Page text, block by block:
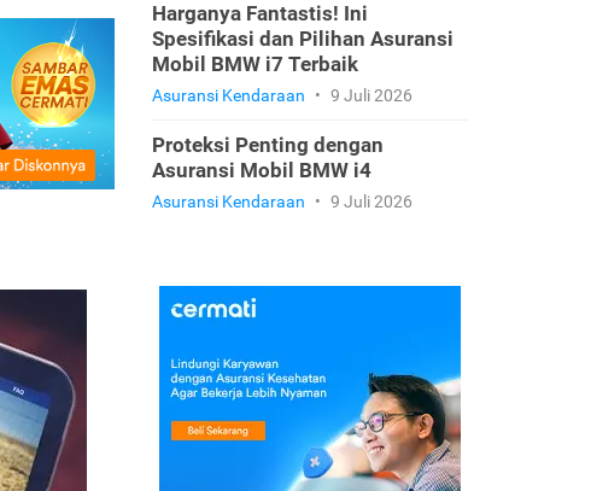
Harganya Fantastis! Ini
Spesifikasi dan Pilihan Asuransi
Mobil BMW i7 Terbaik
Asuransi Kendaraan • 9 Juli 2026
Proteksi Penting dengan
Asuransi Mobil BMW i4
Asuransi Kendaraan • 9 Juli 2026